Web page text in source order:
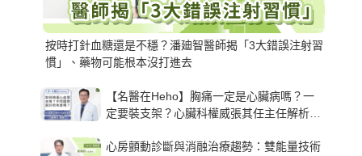
按時打針血糖還是不穩？潘廸智醫師揭「3大錯誤注射習
慣」、藥物可能根本沒打進去
【名醫在Heho】胸痛一定是心臟病嗎？一
定要裝支架？心臟科權威張其任主任解析支
心房顫動診斷與消融治療趨勢：雙能量技術